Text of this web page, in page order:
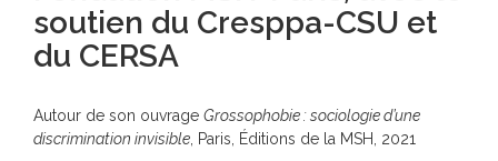
soutien du Cresppa-CSU et
du CERSA
Autour de son ouvrage Grossophobie : sociologie d’une
discrimination invisible, Paris, Éditions de la MSH, 2021